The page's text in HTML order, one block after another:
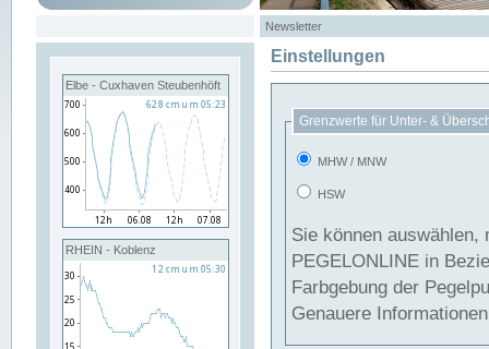
Newsletter
Elbe - Cuxhaven Steubenhöft
RHEIN - Koblenz
Einstellungen
Grenzwerte für Unter- &
MHW / MNW
HSW
Sie können
PEGELONLINE in Beziehung
Farbgebung der
Genauere